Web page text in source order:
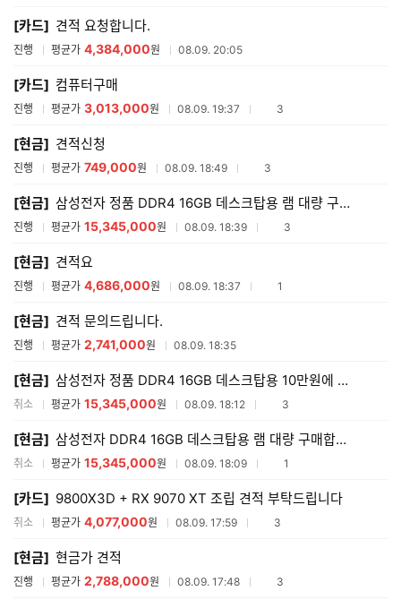
[카드] 견적 요청합니다.
진행 평균가 4,384,000원 08.09. 20:05
[카드] 컴퓨터구매
진행 평균가 3,013,000원 08.09. 19:37 참여업체수
3
[현금] 견적신청
진행 평균가 749,000원 08.09. 18:49 참여업체수
3
[현금] 삼성전자 정품 DDR4 16GB 데스크탑용 램 대량 구매합니다.
진행 평균가 15,345,000원 08.09. 18:39 참여업체수
3
[현금] 견적요
진행 평균가 4,686,000원 08.09. 18:37 참여업체수
1
[현금] 견적 문의드립니다.
진행 평균가 2,741,000원 08.09. 18:35
[현금] 삼성전자 정품 DDR4 16GB 데스크탑용 10만원에 램 대량 구매합니다.
취소 평균가 15,345,000원 08.09. 18:12 참여업체수
3
[현금] 삼성전자 DDR4 16GB 데스크탑용 램 대량 구매합니다.
취소 평균가 15,345,000원 08.09. 18:09 참여업체수
1
[카드] 9800X3D + RX 9070 XT 조립 견적 부탁드립니다
취소 평균가 4,077,000원 08.09. 17:59 참여업체수
3
[현금] 현금가 견적
진행 평균가 2,788,000원 08.09. 17:48 참여업체수
3